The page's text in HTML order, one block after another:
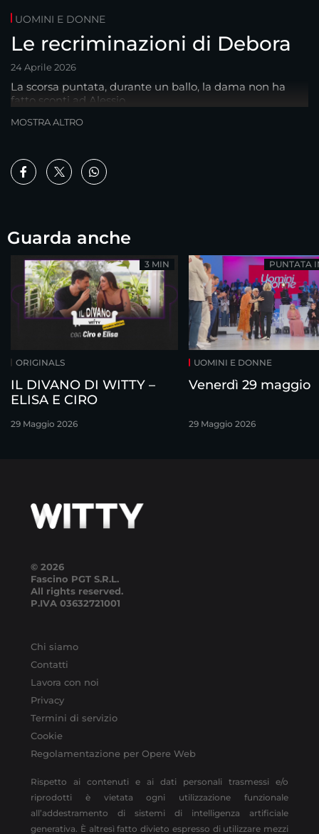
UOMINI E DONNE
Le recriminazioni di Debora
24 Aprile 2026
La scorsa puntata, durante un ballo, la dama non ha
fatto sconti ad Alessio..
MOSTRA ALTRO
Guarda anche
ORIGINALS
IL DIVANO DI WITTY –
ELISA E CIRO
29 Maggio 2026
3 MIN
UOMINI E DONNE
Venerdì 29 maggio
29 Maggio 2026
PUNTATA
© 2026
Fascino PGT S.R.L.
All rights reserved.
P.IVA 03632721001
Chi siamo
Contatti
Lavora con noi
Privacy
Termini di servizio
Cookie
Regolamentazione per Opere Web
Rispetto ai contenuti e ai dati personali trasmessi e/o
riprodotti è vietata ogni utilizzazione funzionale
all’addestramento di sistemi di intelligenza artificiale
generativa. È altresì fatto divieto espresso di utilizzare mezzi